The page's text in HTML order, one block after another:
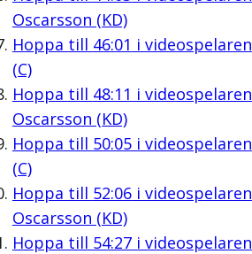
Oscarsson (KD)
Hoppa till 46:01 i videospelaren
(C)
Hoppa till 48:11 i videospelaren
Oscarsson (KD)
Hoppa till 50:05i videospelaren
(C)
Hoppa till 52:06i videospelaren
Oscarsson (KD)
Hoppa till 54:27i videospelaren